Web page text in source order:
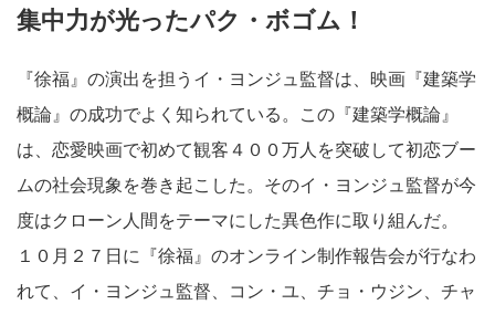
集中力が光ったパク・ボゴム！
『徐福』の演出を担うイ・ヨンジュ監督は、映画『建築学
概論』の成功でよく知られている。この『建築学概論』
は、恋愛映画で初めて観客４００万人を突破して初恋ブー
ムの社会現象を巻き起こした。そのイ・ヨンジュ監督が今
度はクローン人間をテーマにした異色作に取り組んだ。
１０月２７日に『徐福』のオンライン制作報告会が行なわ
れて、イ・ヨンジュ監督、コン・ユ、チョ・ウジン、チャ